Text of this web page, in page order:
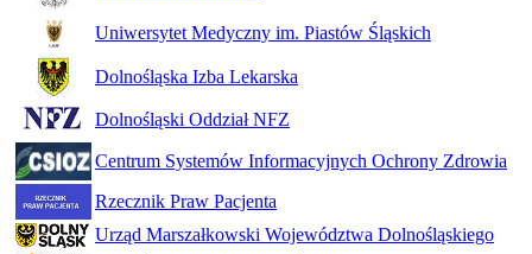
Uniwersytet Medyczny im. Piastów Śląskich
Dolnośląska Izba Lekarska
Dolnośląski Oddział NFZ
Centrum Systemów Informacyjnych Ochrony Zdrowia
Rzecznik Praw Pacjenta
Urząd Marszałkowski Województwa Dolnośląskiego